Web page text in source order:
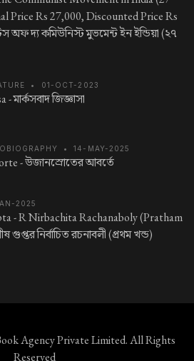
Price Rs 27,000, Discounted Price Rs
অফ দ্য কমিউনিস্ট মুভমেন্ট ইন ইন্ডিয়া (২৭
• 01-OCT-2023
-মার্কসবাদ জিজ্ঞাসা
• 14-MAY-2025
-উজানস্রোতের আবর্তে
2025
- R Nirbachita Rachanaboly (Pratham
গুপ্তর নির্বাচিত রচনাবলী (প্রথম খন্ড)
Agency Private Limited. All Rights
Reserved